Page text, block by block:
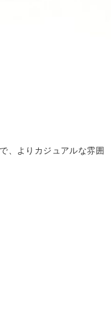
、よりカジュアルな雰囲